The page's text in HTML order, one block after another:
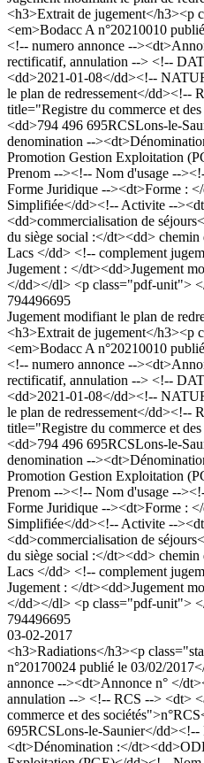
<h3>Extrait de jugement</h3><p
<em>Bodacc A n°20210010
<!-- numero annonce --
rectificatif, annulation --> <!--
<dd>2021-01-08</dd><!--
le plan de redressement</dd><!--
title="Registre du commerce et
<dd>794 496 695RCSLons-le-
denomination --
Promotion Gestion Exploitation
Prenom --><!-- Nom d'usage --
Forme Juridique --><dt>Forme :
Simplifiée</dd><!-- Activite --
<dd>commercialisation de
du siège social :</dt><dd>
Lacs </dd> <!-- complement
Jugement : </dt><dd>Jugement
</dd></dl> <p class="pdf-unit">
794496695
Jugement modifiant le plan de
<h3>Extrait de jugement</h3><p
<em>Bodacc A n°20210010
<!-- numero annonce --
rectificatif, annulation --> <!--
<dd>2021-01-08</dd><!--
le plan de redressement</dd><!--
title="Registre du commerce et
<dd>794 496 695RCSLons-le-
denomination --
Promotion Gestion Exploitation
Prenom --><!-- Nom d'usage --
Forme Juridique --><dt>Forme :
Simplifiée</dd><!-- Activite --
<dd>commercialisation de
du siège social :</dt><dd>
Lacs </dd> <!-- complement
Jugement : </dt><dd>Jugement
</dd></dl> <p class="pdf-unit">
794496695
03-02-2017
<h3>Radiations</h3><p
n°20170024 publié le 03/02/
annonce --><dt>Annonce n° </
annulation --> <!-- RCS --> <dt>
commerce et des
695RCSLons-le-Saunier</
<dt>Dénomination :</